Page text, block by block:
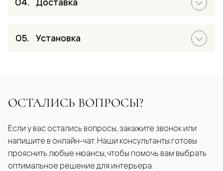
Доставка
Установка
ОСТАЛИСЬ ВОПРОСЫ?
Если у вас остались вопросы, закажите звонок или
напишите в онлайн-чат. Наши консультанты готовы
прояснить любые нюансы, чтобы помочь вам выбрать
оптимальное решение для интерьера.